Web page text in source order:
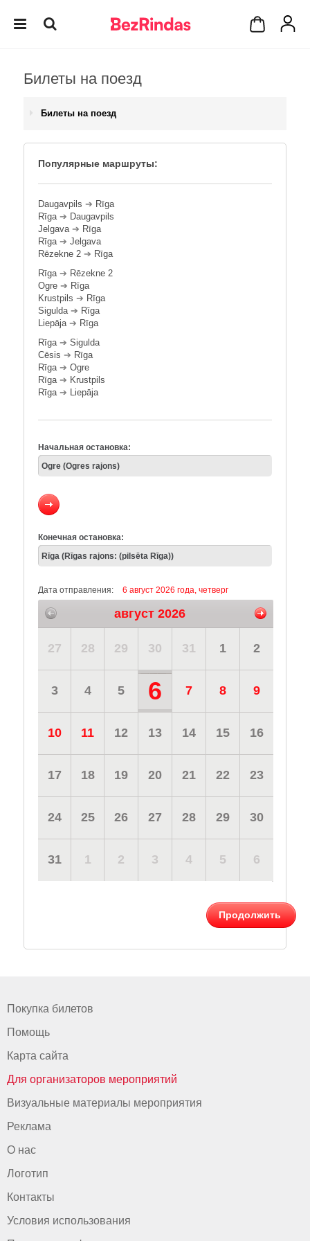
Билеты на поезд
Билеты на поезд
Популярные маршруты:
Daugavpils ➔ Rīga
Rīga➔ Daugavpils
Jelgava➔ Rīga
Rīga➔ Jelgava
Rēzekne 2 ➔ Rīga
Rīga➔ Rēzekne 2
Ogre ➔ Rīga
Krustpils ➔ Rīga
Sigulda➔ Rīga
Liepāja➔ Rīga
Rīga➔ Sigulda
Cēsis ➔ Rīga
Rīga➔ Ogre
Rīga➔ Krustpils
Rīga➔ Liepāja
Начальная остановка:
Конечная остановка:
Дата отправления: 6 август 2026 года, четверг
август 2026
27 28 29 30 31 1 2
3 4 5 6 7 8 9
10 11 12 13 14 15 16
17 18 19 20 21 22 23
24 25 26 27 28 29 30
31 1 2 3 4 5 6
Продолжить
Покупка билетов
Помощь
Карта сайта
Для организаторов мероприятий
Визуальные материалы мероприятия
Реклама
О нас
Логотип
Контакты
Условия использования